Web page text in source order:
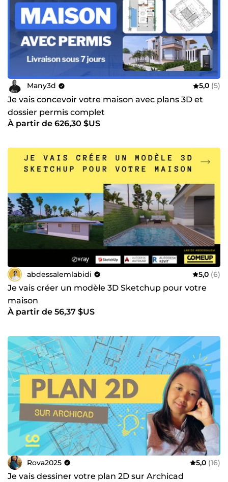
Many3d 5,0 (5)
Je vais concevoir votre maison avec plans 3D et
dossier permis complet
À partir de 626,30 $US
abdessalemlabidi 5,0 (6)
Je vais créer un modèle 3D Sketchup pour votre
maison
À partir de 56,37 $US
Rova2025 5,0 (16)
Je vais dessiner votre plan 2D sur Archicad